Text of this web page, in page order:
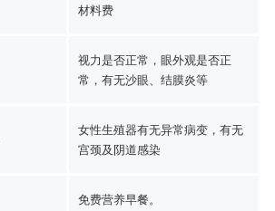
材料费
视力是否正常，眼外观是否正
常，有无沙眼、结膜炎等
女性生殖器有无异常病变，有无
宫颈及阴道感染
免费营养早餐。